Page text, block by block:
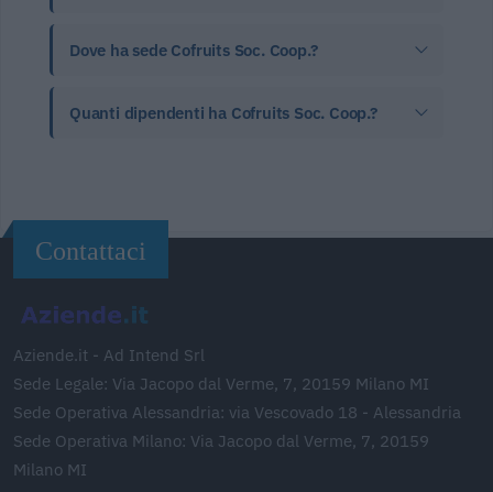
Dove ha sede Cofruits Soc. Coop.?
Quanti dipendenti ha Cofruits Soc. Coop.?
Contattaci
Aziende.it - Ad Intend Srl
Sede Legale: Via Jacopo dal Verme, 7, 20159 Milano MI
Sede Operativa Alessandria: via Vescovado 18 - Alessandria
Sede Operativa Milano: Via Jacopo dal Verme, 7, 20159
Milano MI